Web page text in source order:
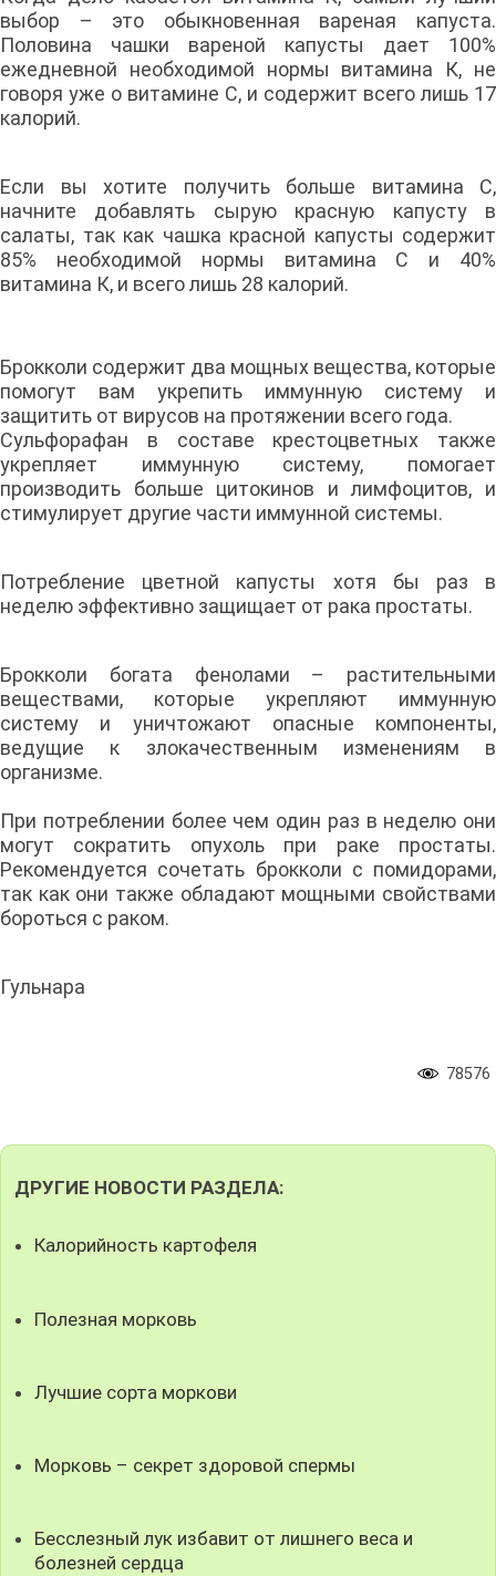
выбор – это обыкновенная вареная капуста.
Половина чашки вареной капусты дает 100%
ежедневной необходимой нормы витамина К, не
говоря уже о витамине С, и содержит всего лишь 17
калорий.
Если вы хотите получить больше витамина С,
начните добавлять сырую красную капусту в
салаты, так как чашка красной капусты содержит
85% необходимой нормы витамина С и 40%
витамина К, и всего лишь 28 калорий.
Брокколи содержит два мощных вещества, которые
помогут вам укрепить иммунную систему и
защитить от вирусов на протяжении всего года.
Сульфорафан в составе крестоцветных также
укрепляет иммунную систему, помогает
производить больше цитокинов и лимфоцитов, и
стимулирует другие части иммунной системы.
Потребление цветной капусты хотя бы раз в
неделю эффективно защищает от рака простаты.
Брокколи богата фенолами – растительными
веществами, которые укрепляют иммунную
систему и уничтожают опасные компоненты,
ведущие к злокачественным изменениям в
организме.
При потреблении более чем один раз в неделю они
могут сократить опухоль при раке простаты.
Рекомендуется сочетать брокколи с помидорами,
так как они также обладают мощными свойствами
бороться с раком.
Гульнара
78576
ДРУГИЕ НОВОСТИ РАЗДЕЛА:
Калорийность картофеля
Полезная морковь
Лучшие сорта моркови
Морковь – секрет здоровой спермы
Бесслезный лук избавит от лишнего веса и
болезней сердца